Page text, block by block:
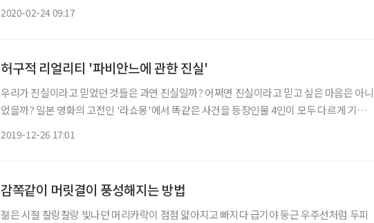
2020-02-24 09:17
허구적 리얼리티 '파비안느에 관한 진실'
우리가 진실이라고 믿었던 것들은 과연 진실일까? 어쩌면 진실이라고 믿고 싶은 마음은 아니
었을까? 일본 영화의 고전인 '라쇼몽'에서 똑같은 사건을 등장인물 4인이 모두 다르게 기억하
2019-12-26 17:01
감쪽같이 머릿결이 풍성해지는 방법
젊은 시절 찰랑찰랑 빛나던 머리카락이 점점 얇아지고 빠지다 급기야 둥근 우주선처럼 두피